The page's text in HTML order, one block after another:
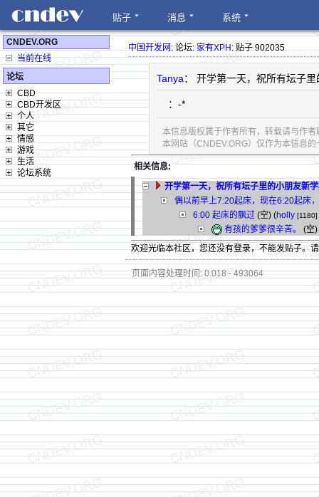
贴子 消息 系统
CNDEV.ORG
当前在线
论坛
CBD
CBD开发区
个人
其它
情感
游戏
生活
论坛系统
中国开发网: 论坛:家有XPH: 贴子 902035
Tanya： 开学第一天，祝所有坛子
：-*
本信息版权属于作者所有，转载请与作
本网站（CNDEV.ORG）仅作为本信息
相关信息:
开学第一天，祝所有坛子里的小朋友新
偶以前早上7:20起床，现在6:20起床
6:00 起床的飘过 (空) (holly [1180]
有孩的爹爹很辛苦。
(空)
欢迎光临本社区，您还没有登录，不能发贴子。
页面内容处理时间: 0.018 - 493064